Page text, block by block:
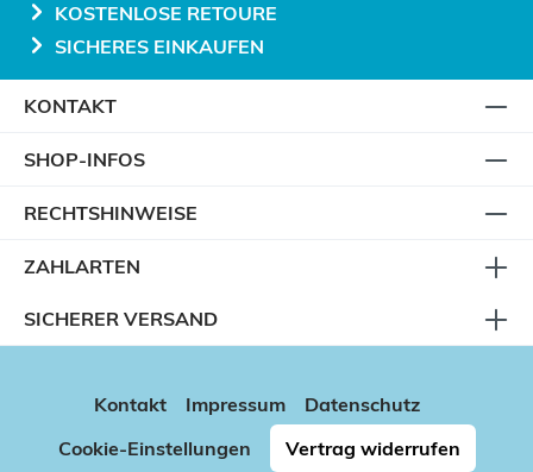
KOSTENLOSE RETOURE
SICHERES EINKAUFEN
KONTAKT
SHOP-INFOS
RECHTSHINWEISE
ZAHLARTEN
SICHERER VERSAND
Kontakt Impressum
Datenschutz
Cookie-Einstellungen
Vertrag widerrufen